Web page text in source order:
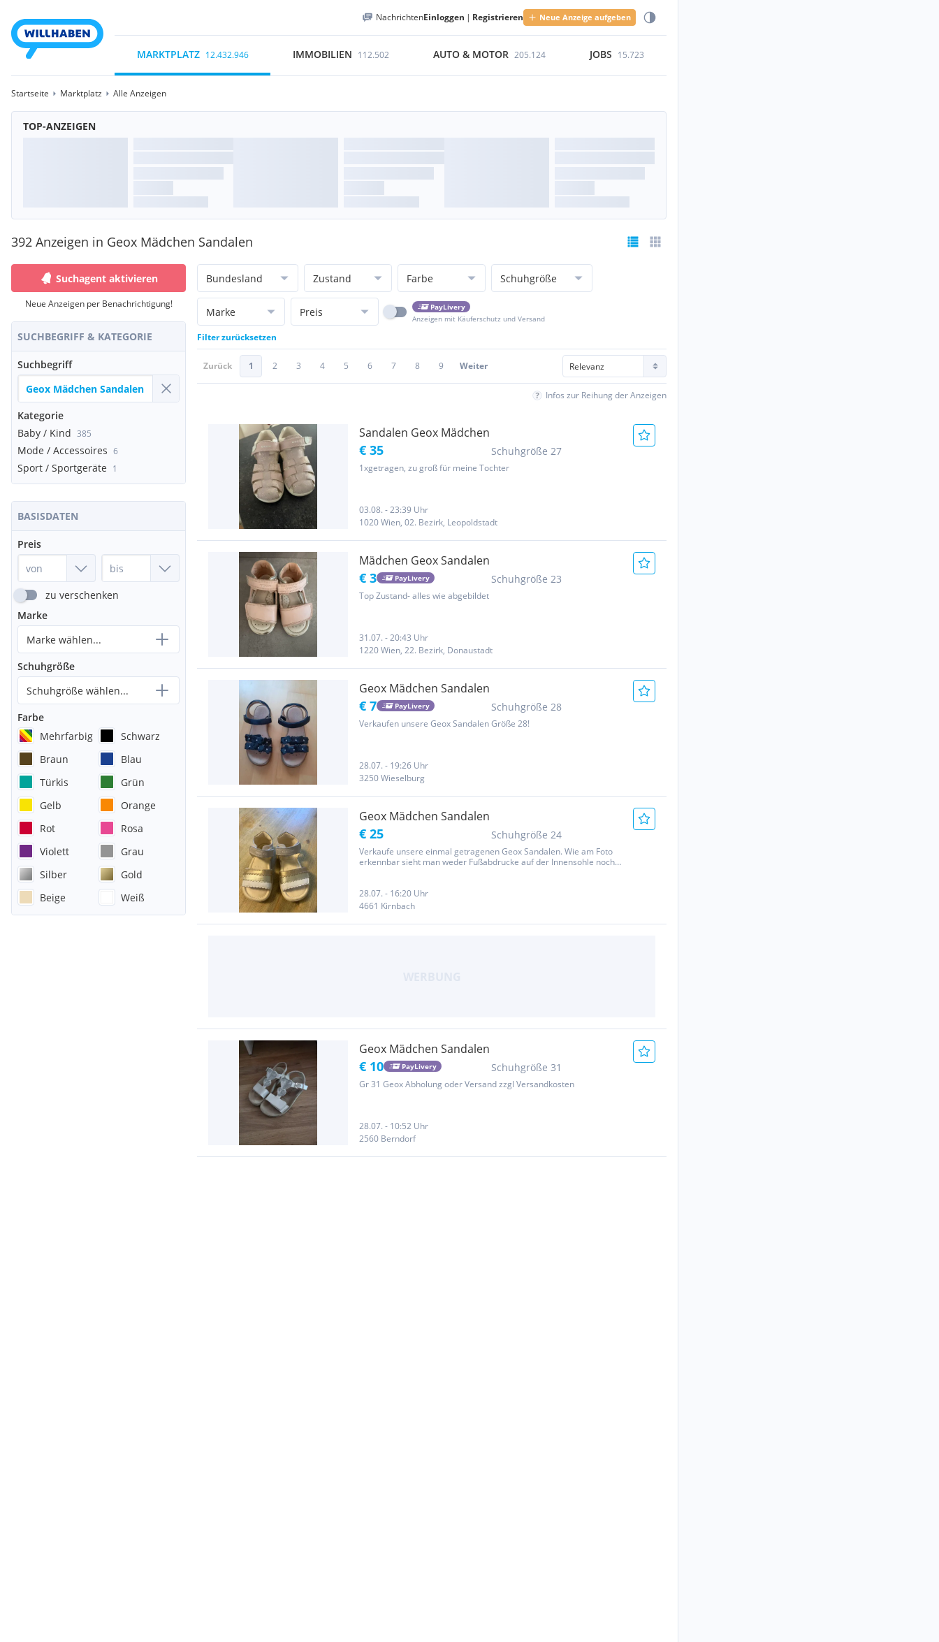
NachrichtenEinloggen | Registrieren Neue Anzeige aufgeben
MARKTPLATZ 12.432.946 IMMOBILIEN 112.502 AUTO & MOTOR 205.124 JOBS 15.723
Startseite Marktplatz Alle Anzeigen
TOP-ANZEIGEN
392 Anzeigen in Geox Mädchen Sandalen
Suchagent aktivieren
Neue Anzeigen per Benachrichtigung!
SUCHBEGRIFF & KATEGORIE
Suchbegriff
Kategorie
Baby / Kind 385
Mode / Accessoires 6
Sport / Sportgeräte 1
BASISDATEN
Preis
zu verschenken
Marke
Marke wählen...
Schuhgröße
Schuhgröße wählen...
Farbe
Mehrfarbig
Schwarz
Braun
Blau
Türkis
Grün
Gelb
Orange
Rot
Rosa
Violett
Grau
Silber
Gold
Beige
Weiß
Bundesland Zustand Farbe Schuhgröße
Marke Preis
PayLivery
Anzeigen mit Käuferschutz und Versand
Filter zurücksetzen
Zurück 1 2 3 4 5 6 7 8 9 Weiter
Infos zur Reihung der Anzeigen
Sandalen Geox Mädchen
€ 35 Schuhgröße 27
1xgetragen, zu groß für meine Tochter
03.08. - 23:39 Uhr
1020 Wien, 02. Bezirk, Leopoldstadt
Mädchen Geox Sandalen
€ 3 PayLivery Schuhgröße 23
Top Zustand- alles wie abgebildet
31.07. - 20:43 Uhr
1220 Wien, 22. Bezirk, Donaustadt
Geox Mädchen Sandalen
€ 7 PayLivery Schuhgröße 28
Verkaufen unsere Geox Sandalen Größe 28!
28.07. - 19:26 Uhr
3250 Wieselburg
Geox Mädchen Sandalen
€ 25 Schuhgröße 24
Verkaufe unsere einmal getragenen Geox Sandalen. Wie am Foto
erkennbar sieht man weder Fußabdrucke auf der Innensohle noch
28.07. - 16:20 Uhr
4661 Kirnbach
Geox Mädchen Sandalen
€ 10 PayLivery Schuhgröße 31
Gr 31 Geox Abholung oder Versand zzgl Versandkosten
28.07. - 10:52 Uhr
2560 Berndorf